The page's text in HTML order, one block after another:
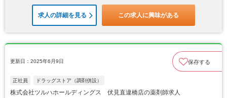
求人の詳細を見る この求人に興味がある
更新日：2025年6月9日 保存する
正社員 ドラッグストア（調剤併設）
株式会社ツルハホールディングス 伏見直違橋店の薬剤師求人